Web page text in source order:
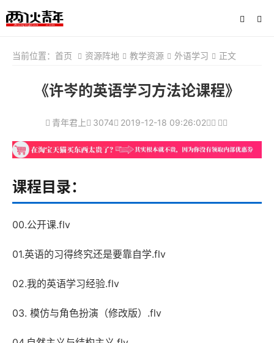
当前位置： 首页 资源阵地 教学资源 外语学习 正文
《许岑的英语学习方法论课程》
青年君上 3074 2019-12-18 09:26:02
课程目录：
00.公开课.flv
01.英语的习得终究还是要靠自学.flv
02.我的英语学习经验.flv
03. 模仿与角色扮演（修改版）.flv